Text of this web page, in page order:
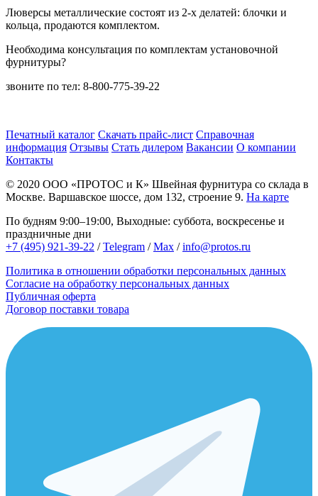
Люверсы металлические состоят из 2-х делатей: блочки и
кольца, продаются комплектом.
Необходима консультация по комплектам установочной
фурнитуры?
звоните по тел: 8-800-775-39-22
Печатный каталог Скачать прайс-лист Справочная
информация Отзывы Стать дилером Вакансии О компании
Контакты
© 2020 ООО «ПРОТОС и К» Швейная фурнитура со склада в
Москве. Варшавское шоссе, дом 132, строение 9. На карте
По будням 9:00–19:00, Выходные: суббота, воскресенье и
праздничные дни
+7 (495) 921-39-22 /Telegram /Max /info@protos.ru
Политика в отношении обработки персональных данных
Согласие на обработку персональных данных
Публичная оферта
Договор поставки товара